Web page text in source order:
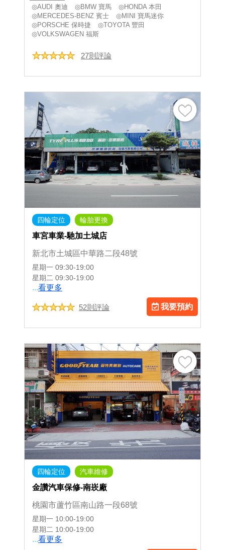
◎AUDI 奧迪 ◎BMW 寶馬
◎HONDA 本田
◎MERCEDES-BENZ 賓士
◎MINI 寶馬迷你
◎PORSCHE 保時捷
◎TOYOTA 豐田
◎VOLKSWAGEN 福斯
27則評論
四輪定位 輪胎更換
車宮車業-馳加土城店
新北市土城區中華路二段48號
星期一 09:30-19:00
星期二 09:30-19:00
...看更多
52則評論 我要預約
四輪定位 汽車維修
金讚汽車保修-南崁廠
桃園市蘆竹區南山路一段68號
星期一 10:00-19:00
星期二 10:00-19:00
...看更多